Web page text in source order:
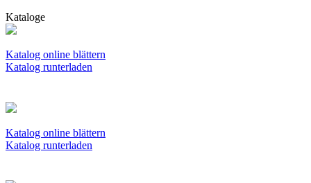
Kataloge
Katalog online blättern
Katalog runterladen
Katalog online blättern
Katalog runterladen